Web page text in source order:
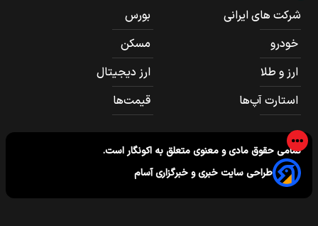
شرکت های ایرانی
بورس
خودرو
مسکن
ارز و طلا
ارز دیجیتال
استارت آپ‌ها
قیمت‌ها
تمامی حقوق مادی و معنوی متعلق به اکونگاراست.
طراحی سایت خبری و خبرگزاری آسام